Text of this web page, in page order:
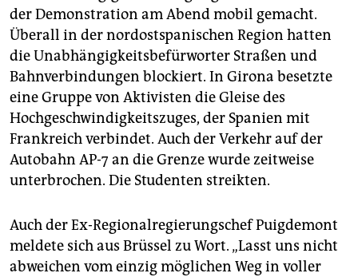
der Demonstration am Abend mobil gemacht.
Überall in der nordostspanischen Region hatten
die Unabhängigkeitsbefürworter Straßen und
Bahnverbindungen blockiert. In Girona besetzte
eine Gruppe von Aktivisten die Gleise des
Hochgeschwindigkeitszuges, der Spanien mit
Frankreich verbindet. Auch der Verkehr auf der
Autobahn AP-7 an die Grenze wurde zeitweise
unterbrochen. Die Studenten streikten.
Auch der Ex-Regionalregierungschef Puigdemont
meldete sich aus Brüssel zu Wort. „Lasst uns nicht
abweichen vom einzig möglichen Weg in voller